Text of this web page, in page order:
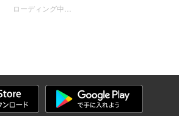
ローディング中…